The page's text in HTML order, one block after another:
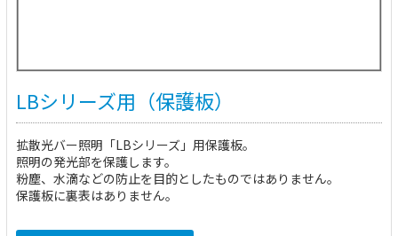
LBシリーズ用（保護板）
拡散光バー照明「LBシリーズ」用保護板。
照明の発光部を保護します。
粉塵、水滴などの防止を目的としたものではありません。
保護板に裏表はありません。